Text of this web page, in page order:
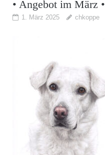
• Angebot im März •
1. März 2025 chkoppe